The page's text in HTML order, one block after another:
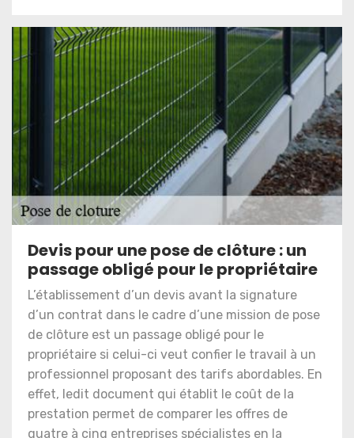
Devis pour une pose de clôture : un
passage obligé pour le propriétaire
L’établissement d’un devis avant la signature
d’un contrat dans le cadre d’une mission de pose
de clôture est un passage obligé pour le
propriétaire si celui-ci veut confier le travail à un
professionnel proposant des tarifs abordables. En
effet, ledit document qui établit le coût de la
prestation permet de comparer les offres de
quatre à cinq entreprises spécialistes en la